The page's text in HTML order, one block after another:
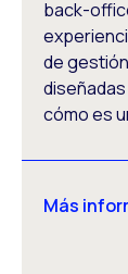
back-
de
cómo es
Más